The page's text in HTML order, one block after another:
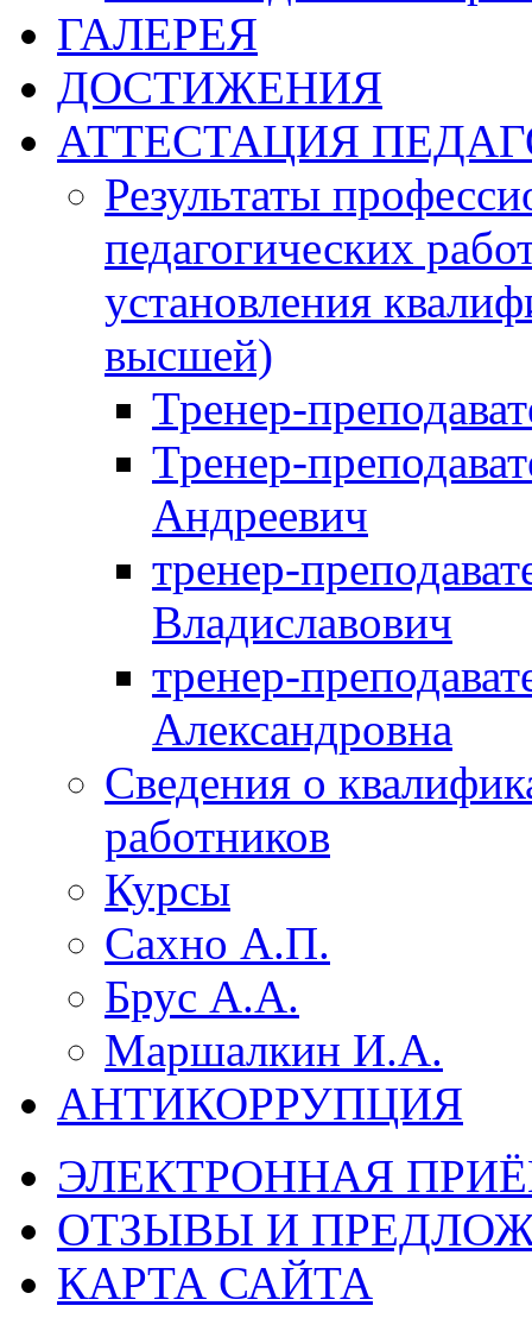
ГАЛЕРЕЯ
ДОСТИЖЕНИЯ
АТТЕСТАЦИЯ
Результаты
педагогических
установления
высшей)
Тренер-
Тренер-
Андреевич
тренер-
Владиславович
тренер-
Александровна
Сведения о
работников
Курсы
Сахно А.П.
Брус А.А.
Маршалкин И.А.
АНТИКОРРУПЦИЯ
ЭЛЕКТРОННАЯ
ОТЗЫВЫ И
КАРТА САЙТА